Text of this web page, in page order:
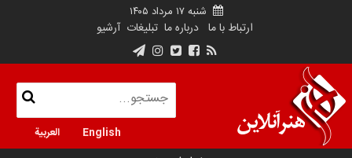
شنبه ۱۷ مرداد ۱۴۰۵
ارتباط با ما درباره ما تبلیغات آرشیو
English العربية